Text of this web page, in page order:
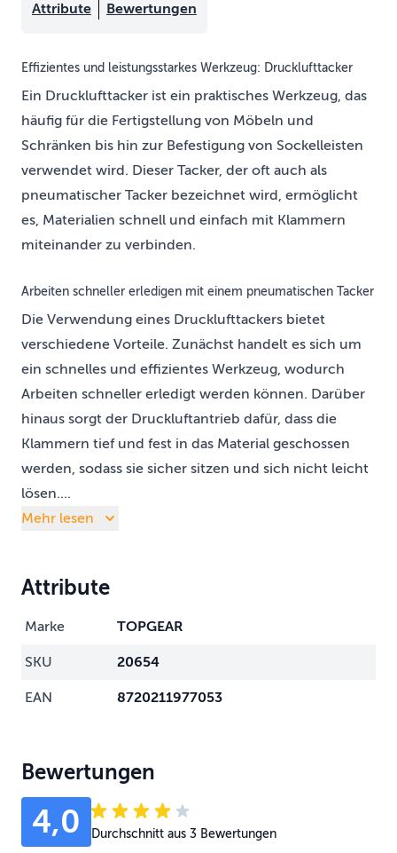
Attribute Bewertungen
Effizientes und leistungsstarkes Werkzeug: Drucklufttacker
Ein Drucklufttacker ist ein praktisches Werkzeug, das
häufig für die Fertigstellung von Möbeln und
Schränken bis hin zur Befestigung von Sockelleisten
verwendet wird. Dieser Tacker, der oft auch als
pneumatischer Tacker bezeichnet wird, ermöglicht
es, Materialien schnell und einfach mit Klammern
miteinander zu verbinden.
Arbeiten schneller erledigen mit einem pneumatischen Tacker
Die Verwendung eines Drucklufttackers bietet
verschiedene Vorteile. Zunächst handelt es sich um
ein schnelles und effizientes Werkzeug, wodurch
Arbeiten schneller erledigt werden können. Darüber
hinaus sorgt der Druckluftantrieb dafür, dass die
Klammern tief und fest in das Material geschossen
werden, sodass sie sicher sitzen und sich nicht leicht
lösen....
Mehr lesen
Attribute
Marke TOPGEAR
SKU 20654
EAN 8720211977053
Bewertungen
4,0 Durchschnitt aus 3 Bewertungen